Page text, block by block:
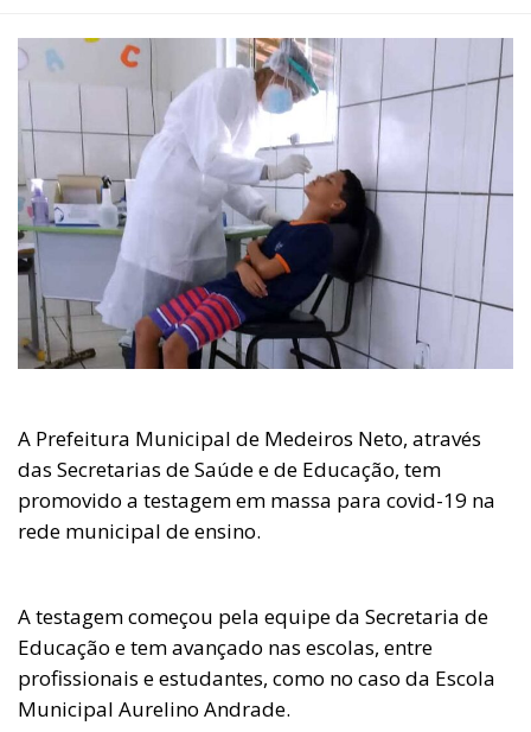
A Prefeitura Municipal de Medeiros Neto, através
das Secretarias de Saúde e de Educação, tem
promovido a testagem em massa para covid-19 na
rede municipal de ensino.
A testagem começou pela equipe da Secretaria de
Educação e tem avançado nas escolas, entre
profissionais e estudantes, como no caso da Escola
Municipal Aurelino Andrade.